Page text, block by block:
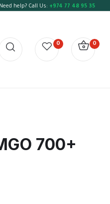
Need help? Call Us: +974 77 48 95 35
0 0
700+